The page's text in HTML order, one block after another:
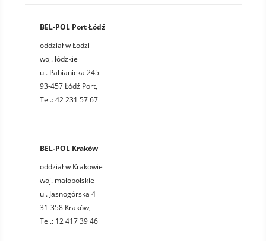
BEL-POL Port Łódź
oddział w Łodzi
woj. łódzkie
ul. Pabianicka 245
93-457 Łódź Port,
Tel.: 42 231 57 67
BEL-POL Kraków
oddział w Krakowie
woj. małopolskie
ul. Jasnogórska 4
31-358 Kraków,
Tel.: 12 417 39 46